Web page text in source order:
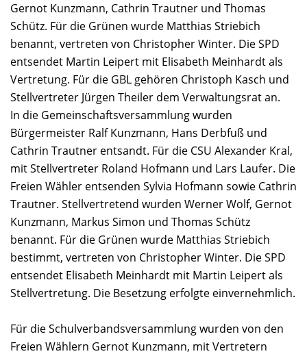
Gernot Kunzmann, Cathrin Trautner und Thomas
Schütz. Für die Grünen wurde Matthias Striebich
benannt, vertreten von Christopher Winter. Die SPD
entsendet Martin Leipert mit Elisabeth Meinhardt als
Vertretung. Für die GBL gehören Christoph Kasch und
Stellvertreter Jürgen Theiler dem Verwaltungsrat an.
In die Gemeinschaftsversammlung wurden
Bürgermeister Ralf Kunzmann, Hans Derbfuß und
Cathrin Trautner entsandt. Für die CSU Alexander Kral,
mit Stellvertreter Roland Hofmann und Lars Laufer. Die
Freien Wähler entsenden Sylvia Hofmann sowie Cathrin
Trautner. Stellvertretend wurden Werner Wolf, Gernot
Kunzmann, Markus Simon und Thomas Schütz
benannt. Für die Grünen wurde Matthias Striebich
bestimmt, vertreten von Christopher Winter. Die SPD
entsendet Elisabeth Meinhardt mit Martin Leipert als
Stellvertretung. Die Besetzung erfolgte einvernehmlich.
Für die Schulverbandsversammlung wurden von den
Freien Wählern Gernot Kunzmann, mit Vertretern